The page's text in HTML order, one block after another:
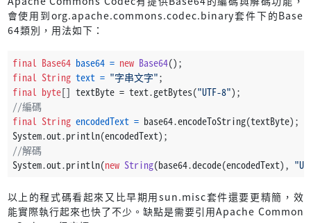
會使用到org.apache.commons.codec.binary套件下的Base
64類別，用法如下：
final Base64 base64 = new Base64();
final String text = "字串文字";
final byte[] textByte = text.getBytes("UTF-8");
//編碼
final String encodedText = base64.encodeToString(textByte);
System.out.println(encodedText);
//解碼
System.out.println(new String(base64.decode(encodedText),
以上的程式碼看起來又比早期用sun.misc套件還要更精簡，效
能實際執行起來也快了不少。缺點是需要引用Apache Common